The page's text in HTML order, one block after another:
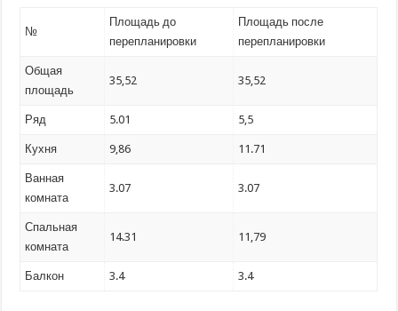
№
Площадь до
перепланировки
Площадь после
перепланировки
Общая
площадь
35,52 35,52
Ряд 5.01 5,5
Кухня 9,86 11.71
Ванная
комната
3.07 3.07
Спальная
комната
14.31 11,79
Балкон 3.4 3.4